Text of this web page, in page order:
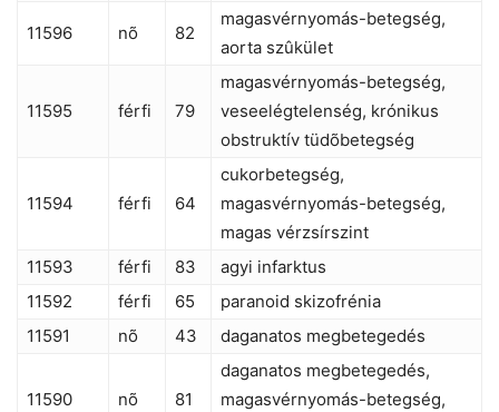
11596 nõ 82
magasvérnyomás-betegség,
aorta szûkület
11595 férfi 79
magasvérnyomás-betegség,
veseelégtelenség, krónikus
obstruktív tüdõbetegség
11594 férfi 64
cukorbetegség,
magasvérnyomás-betegség,
magas vérzsírszint
11593
férfi 83
agyi infarktus
11592
férfi 65
paranoid skizofrénia
11591
nõ 43 daganatos megbetegedés
11590 nõ 81
daganatos megbetegedés,
magasvérnyomás-betegség,